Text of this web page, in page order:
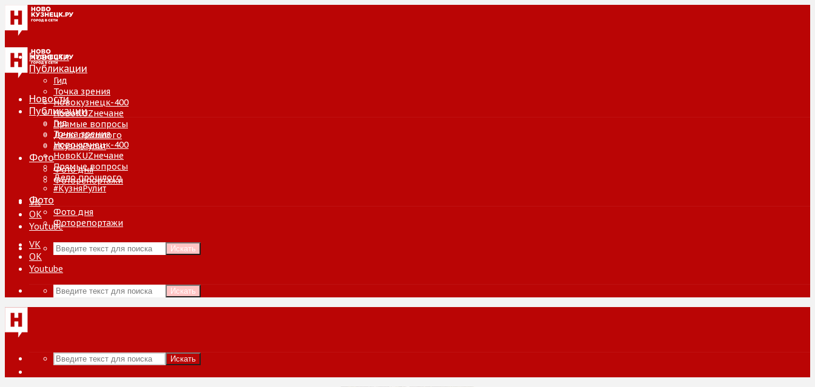
Новости
Публикации
Гид
Точка зрения
Новокузнецк-400
НовоKUZнечане
Прямые вопросы
Дело прошлого
#КузняРулит
Фото
Фото дня
Фоторепортажи
VK
ОК
Youtube
Искать
Новости
Публикации
Гид
Точка зрения
Новокузнецк-400
НовоKUZнечане
Прямые вопросы
Дело прошлого
#КузняРулит
Фото
Фото дня
Фоторепортажи
VK
ОК
Youtube
Искать
Искать